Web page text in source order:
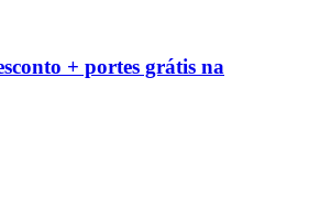
+ portes grátis na